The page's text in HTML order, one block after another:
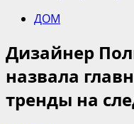
ДОМ
Дизайнер
назвала
тренды на